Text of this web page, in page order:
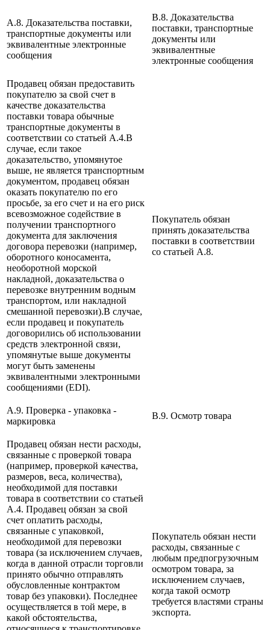
A.8. Доказательства поставки,
транспортные документы или
эквивалентные электронные
сообщения
B.8. Доказательства
поставки, транспортные
документы или
эквивалентные
электронные сообщения
Продавец обязан предоставить
покупателю за свой счет в
качестве доказательства
поставки товара обычные
транспортные документы в
соответствии со статьей А.4.В
случае, если такое
доказательство, упомянутое
выше, не является транспортным
документом, продавец обязан
оказать покупателю по его
просьбе, за его счет и на его риск
всевозможное содействие в
получении транспортного
документа для заключения
договора перевозки (например,
оборотного коносамента,
необоротной морской
накладной, доказательства о
перевозке внутренним водным
транспортом, или накладной
смешанной перевозки).В случае,
если продавец и покупатель
договорились об использовании
средств электронной связи,
упомянутые выше документы
могут быть заменены
эквивалентными электронными
сообщениями (EDI).
Покупатель обязан
принять доказательства
поставки в соответствии
со статьей А.8.
A.9. Проверка - упаковка -
маркировка
B.9. Осмотр товара
Продавец обязан нести расходы,
связанные с проверкой товара
(например, проверкой качества,
размеров, веса, количества),
необходимой для поставки
товара в соответствии со статьей
А.4. Продавец обязан за свой
счет оплатить расходы,
связанные с упаковкой,
необходимой для перевозки
товара (за исключением случаев,
когда в данной отрасли торговли
принято обычно отправлять
обусловленные контрактом
товар без упаковки). Последнее
осуществляется в той мере, в
какой обстоятельства,
Покупатель обязан нести
расходы, связанные с
любым предпогрузочным
осмотром товара, за
исключением случаев,
когда такой осмотр
требуется властями страны
экспорта.